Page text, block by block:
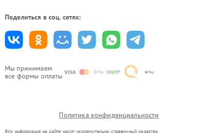
Мы принимаем
все формы оплаты
Поделиться в соц. сетях:
Политика конфиденциальности
Вся информация на сайте носит исключительно справочный характер.